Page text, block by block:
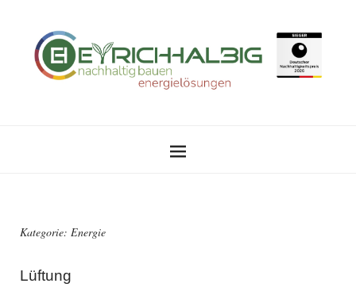
Kategorie: Energie
Lüftung